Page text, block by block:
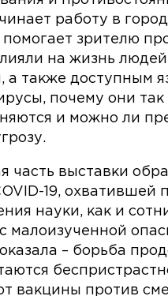
работу в
зрителю
на жизнь людей
а также доступным
почему они так
и можно ли
часть выставки
19, охватившей
науки, как и
малоизученной
– борьба
вакцины против